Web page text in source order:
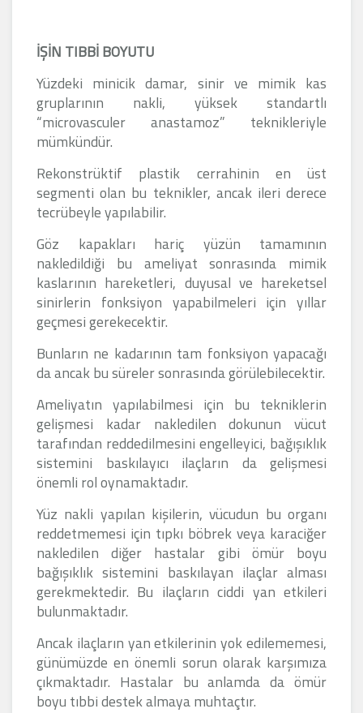
İŞİN TIBBİ BOYUTU
Yüzdeki minicik damar, sinir ve mimik kas
gruplarının nakli, yüksek standartlı
“microvasculer anastamoz” teknikleriyle
mümkündür.
Rekonstrüktif plastik cerrahinin en üst
segmenti olan bu teknikler, ancak ileri derece
tecrübeyle yapılabilir.
Göz kapakları hariç yüzün tamamının
nakledildiği bu ameliyat sonrasında mimik
kaslarının hareketleri, duyusal ve hareketsel
sinirlerin fonksiyon yapabilmeleri için yıllar
geçmesi gerekecektir.
Bunların ne kadarının tam fonksiyon yapacağı
da ancak bu süreler sonrasında görülebilecektir.
Ameliyatın yapılabilmesi için bu tekniklerin
gelişmesi kadar nakledilen dokunun vücut
tarafından reddedilmesini engelleyici, bağışıklık
sistemini baskılayıcı ilaçların da gelişmesi
önemli rol oynamaktadır.
Yüz nakli yapılan kişilerin, vücudun bu organı
reddetmemesi için tıpkı böbrek veya karaciğer
nakledilen diğer hastalar gibi ömür boyu
bağışıklık sistemini baskılayan ilaçlar alması
gerekmektedir. Bu ilaçların ciddi yan etkileri
bulunmaktadır.
Ancak ilaçların yan etkilerinin yok edilememesi,
günümüzde en önemli sorun olarak karşımıza
çıkmaktadır. Hastalar bu anlamda da ömür
boyu tıbbi destek almaya muhtaçtır.